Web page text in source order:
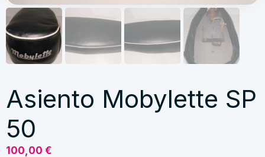
Asiento Mobylette SP
50
100,00 €